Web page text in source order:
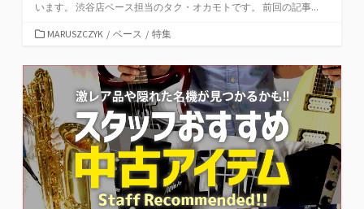
います。 渋谷店ベース担当のタク・オカモトです。 前回の記事...
カ
ゴ
リ
ー
MARUSZCZYK / ベース / 特集